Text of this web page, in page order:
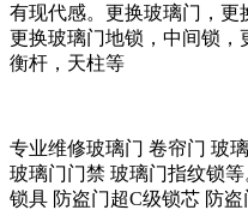
有现代感。更换玻璃门，更
更换玻璃门地锁，中间锁
衡杆，天柱等
专业维修玻璃门 卷帘门 玻
玻璃门门禁 玻璃门指纹锁
锁具 防盗门超C级锁芯 防盗